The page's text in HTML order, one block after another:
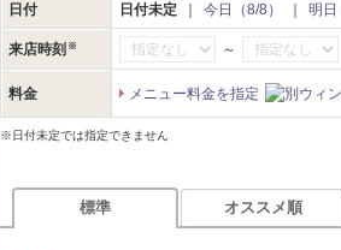
日付 日付未定 今日（8/8） 明日
来店時刻 ～
料金 メニュー料金を指定
※日付未定では指定できません
標準 オススメ順